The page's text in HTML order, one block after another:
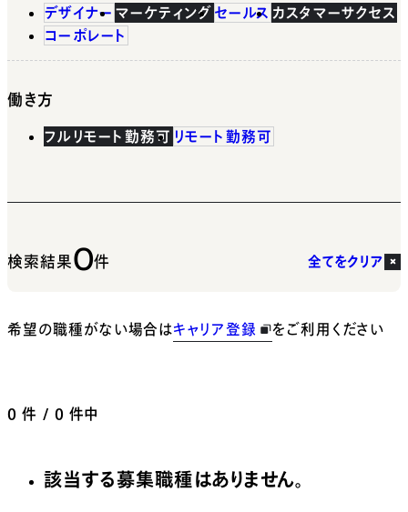
デザイナー マーケティング セールス カスタマーサクセス
コーポレート
働き方
フルリモート勤務可 リモート勤務可
検索結果0件 全てをクリア
希望の職種がない場合はキャリア登録 をご利用ください
0 件 / 0 件中
該当する募集職種はありません。